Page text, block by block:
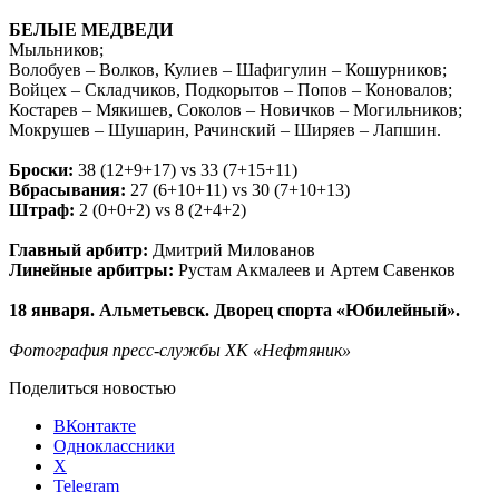
БЕЛЫЕ МЕДВЕДИ
Мыльников;
Волобуев – Волков, Кулиев – Шафигулин – Кошурников;
Войцех – Складчиков, Подкорытов – Попов – Коновалов;
Костарев – Мякишев, Соколов – Новичков – Могильников;
Мокрушев – Шушарин, Рачинский – Ширяев – Лапшин.
Броски: 38 (12+9+17) vs 33 (7+15+11)
Вбрасывания: 27 (6+10+11) vs 30 (7+10+13)
Штраф: 2 (0+0+2) vs 8 (2+4+2)
Главный арбитр: Дмитрий Милованов
Линейные арбитры: Рустам Акмалеев и Артем Савенков
18 января. Альметьевск. Дворец спорта «Юбилейный».
Фотография пресс-службы ХК «Нефтяник»
Поделиться новостью
ВКонтакте
Одноклассники
X
Telegram